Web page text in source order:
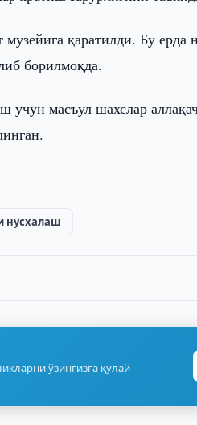
қаратилди. Бу ерда
борилмоқда.
масъул шахслар
нусхалаш
ўзингизга қулай